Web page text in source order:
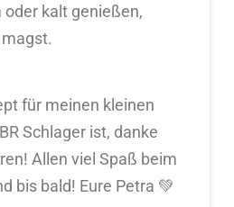
oder kalt genießen,
für meinen kleinen
Schlager ist, danke
Allen viel Spaß beim
bis bald! Eure Petra 💚